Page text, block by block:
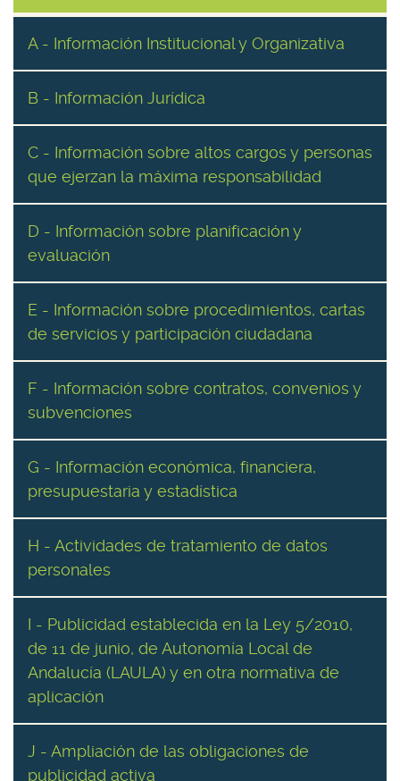
A - Información Institucional y Organizativa
B - Información Jurídica
C - Información sobre altos cargos y personas
que ejerzan la máxima responsabilidad
D - Información sobre planificación y
evaluación
E - Información sobre procedimientos, cartas
de servicios y participación ciudadana
F - Información sobre contratos, convenios y
subvenciones
G - Información económica, financiera,
presupuestaria y estadística
H - Actividades de tratamiento de datos
personales
I - Publicidad establecida en la Ley 5/2010,
de 11 de junio, de Autonomía Local de
Andalucía (LAULA) y en otra normativa de
aplicación
J - Ampliación de las obligaciones de
publicidad activa